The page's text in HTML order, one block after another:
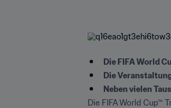
Die FIFA World
Die
Neben vielen
Die FIFA World Cup™